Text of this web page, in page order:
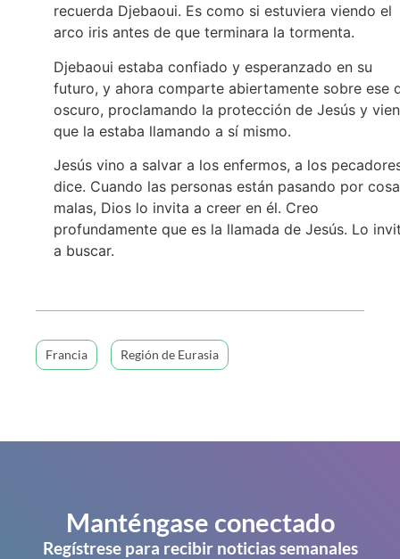
recuerda Djebaoui. Es como si estuviera viendo el
arco iris antes de que terminara la tormenta.
Djebaoui estaba confiado y esperanzado en su
futuro, y ahora comparte abiertamente sobre ese
oscuro, proclamando la protección de Jesús y
que la estaba llamando a sí mismo.
Jesús vino a salvar a los enfermos, a los
dice. Cuando las personas están pasando por
malas, Dios lo invita a creer en él. Creo
profundamente que es la llamada de Jesús. Lo
a buscar.
Francia Región de Eurasia
Manténgase conectado
Regístrese para recibir noticias semanales